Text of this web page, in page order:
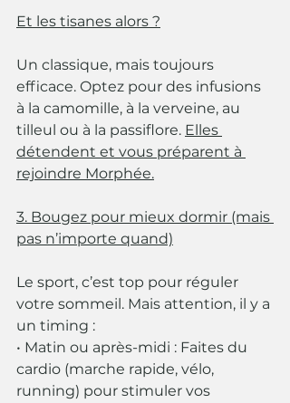
Et les tisanes alors ?
Un classique, mais toujours
efficace. Optez pour des infusions
à la camomille, à la verveine, au
tilleul ou à la passiflore. Elles
détendent et vous préparent à
rejoindre Morphée.
3. Bougez pour mieux dormir (mais
pas n’importe quand)
Le sport, c’est top pour réguler
votre sommeil. Mais attention, il y a
un timing :
• Matin ou après-midi : Faites du
cardio (marche rapide, vélo,
running) pour stimuler vos